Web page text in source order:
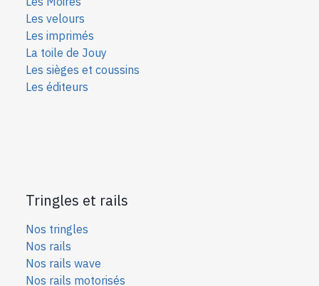
Les velours
Les imprimés
La toile de Jouy
Les sièges et coussins
Les éditeurs
Tringles et rails
Nos tringles
Nos rails
Nos rails wave
Nos rails motorisés